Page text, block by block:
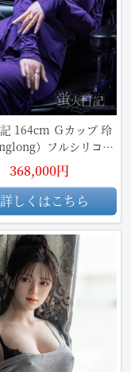
164cm Ｇカップ 玲
）フルシリコン
製 リアルドール
368,000円
詳しくはこちら